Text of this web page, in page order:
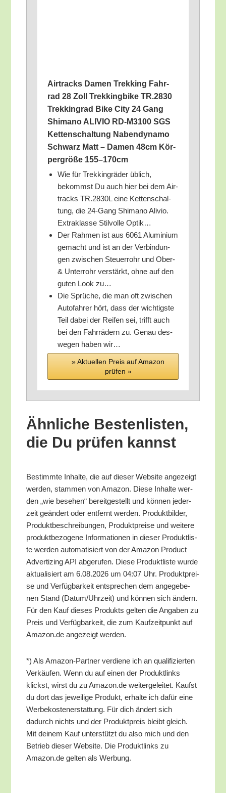
Air­tracks Damen Trek­king Fahr­
rad 28 Zoll Trek­king­bike TR.2830
Trek­king­rad Bike City 24 Gang
Shi­ma­no ALIVIO RD-M3100 SGS
Ket­ten­schal­tung Naben­dy­na­mo
Schwarz Matt – Damen 48cm Kör­
per­grö­ße 155–170cm
Wie für Trek­king­rä­der üblich,
bekommst Du auch hier bei dem Air­
tracks TR.2830L eine Ket­ten­schal­
tung, die 24-Gang Shi­ma­no Ali­vio.
Extra­klas­se Stil­vol­le Optik…
Der Rah­men ist aus 6061 Alu­mi­ni­um
gemacht und ist an der Ver­bin­dun­
gen zwi­schen Steu­er­rohr und Ober-
& Unter­rohr ver­stärkt, ohne auf den
guten Look zu…
Die Sprü­che, die man oft zwi­schen
Auto­fah­rer hört, dass der wich­tigs­te
Teil dabei der Rei­fen sei, trifft auch
bei den Fahr­rä­dern zu. Genau des­
we­gen haben wir…
» Aktu­el­len Preis auf Ama­zon
prü­fen »
Ähn­li­che Bes­ten­lis­ten,
die Du prü­fen kannst
Bestimm­te Inhal­te, die auf die­ser Web­site ange­zeigt
wer­den, stam­men von Ama­zon. Die­se Inhal­te wer­
den „wie bese­hen“ bereit­ge­stellt und kön­nen jeder­
zeit geän­dert oder ent­fernt wer­den. Pro­dukt­bil­der,
Pro­dukt­be­schrei­bun­gen, Pro­dukt­prei­se und wei­te­re
pro­dukt­be­zo­ge­ne Infor­ma­tio­nen in die­ser Pro­dukt­lis­
te wer­den auto­ma­ti­siert von der Ama­zon Pro­duct
Adver­tiz­ing API abge­ru­fen. Die­se Pro­dukt­lis­te wur­de
aktua­li­siert am 6.08.2026 um 04:07 Uhr. Pro­dukt­prei­
se und Ver­füg­bar­keit ent­spre­chen dem ange­ge­be­
nen Stand (Datum/​Uhrzeit) und kön­nen sich ändern.
Für den Kauf die­ses Pro­dukts gel­ten die Anga­ben zu
Preis und Ver­füg­bar­keit, die zum Kauf­zeit­punkt auf
Amazon.de ange­zeigt werden.
*) Als Ama­zon-Part­ner ver­die­ne ich an qua­li­fi­zier­ten
Ver­käu­fen. Wenn du auf einen der Pro­dukt­links
klickst, wirst du zu Amazon.de wei­ter­ge­lei­tet. Kaufst
du dort das jewei­li­ge Pro­dukt, erhal­te ich dafür eine
Wer­be­kos­ten­er­stat­tung. Für dich ändert sich
dadurch nichts und der Pro­dukt­preis bleibt gleich.
Mit dei­nem Kauf unter­stützt du also mich und den
Betrieb die­ser Web­site. Die Pro­dukt­links zu
Amazon.de gel­ten als Werbung.